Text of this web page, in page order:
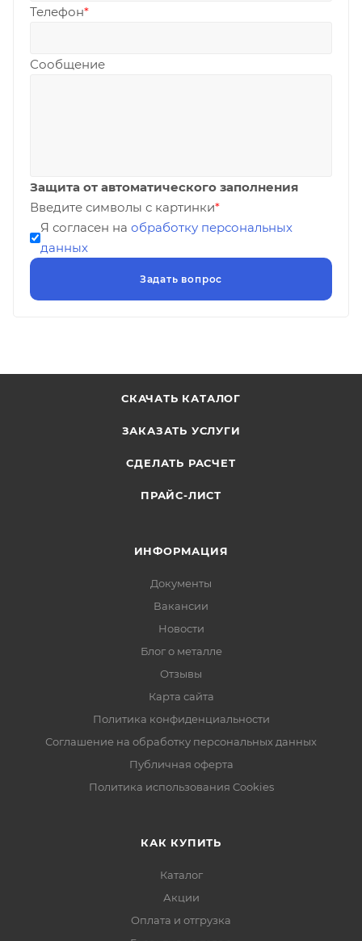
Телефон*
Сообщение
Защита от автоматического заполнения
Введите символы с картинки*
Я согласен на обработку персональных
данных
СКАЧАТЬ КАТАЛОГ
ЗАКАЗАТЬ УСЛУГИ
СДЕЛАТЬ РАСЧЕТ
ПРАЙС-ЛИСТ
ИНФОРМАЦИЯ
Документы
Вакансии
Новости
Блог о металле
Отзывы
Карта сайта
Политика конфиденциальности
Соглашение на обработку персональных данных
Публичная оферта
Политика использования Cookies
КАК КУПИТЬ
Каталог
Акции
Оплата и отгрузка